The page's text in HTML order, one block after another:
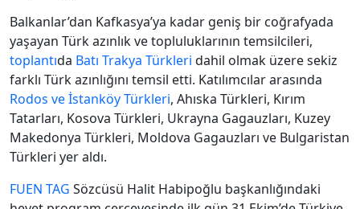
Balkanlar’dan Kafkasya’ya kadar geniş bir coğrafyada
yaşayan Türk azınlık ve topluluklarının temsilcileri,
toplantıda Batı Trakya Türkleri dahil olmak üzere sekiz
farklı Türk azınlığını temsil etti. Katılımcılar arasında
Rodos ve İstanköy Türkleri, Ahıska Türkleri, Kırım
Tatarları, Kosova Türkleri, Ukrayna Gagauzları, Kuzey
Makedonya Türkleri, Moldova Gagauzları ve Bulgaristan
Türkleri yer aldı.
FUEN TAG Sözcüsü Halit Habipoğlu başkanlığındaki